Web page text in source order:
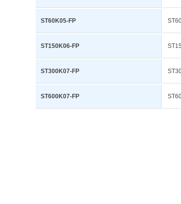
ST60K05-FP
ST150K06-FP
ST300K07-FP
ST600K07-FP